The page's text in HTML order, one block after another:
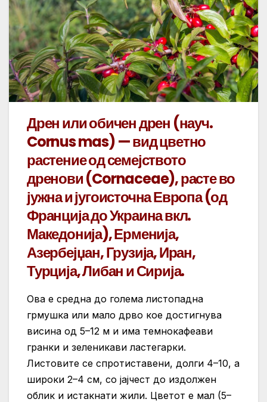
Дрен или обичен дрен (науч.
Cornus mas) — вид цветно
растение од семејството
дренови (Cornaceae), расте во
јужна и југоисточна Европа (од
Франција до Украина вкл.
Македонија), Ерменија,
Азербејџан, Грузија, Иран,
Турција, Либан и Сирија.
Ова е средна до голема листопадна
грмушка или мало дрво кое достигнува
висина од 5–12 м и има темнокафеави
гранки и зеленикави ластегарки.
Листовите се спротиставени, долги 4–10, а
широки 2–4 см, со јајчест до издолжен
облик и истакнати жили. Цветот е мал (5–